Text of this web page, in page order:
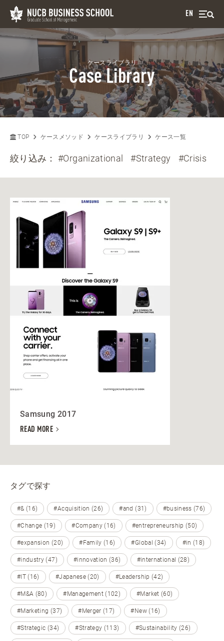
EN
ケースライブラリ
Case Library
TOP ケースメソッド ケースライブラリ ケース一覧
絞り込み：#Organizational #Strategy #Crisis
Samsung 2017
READ MORE
タグで探す
#& (16) #Acquisition (26) #and (31) #business (76)
#Change (19) #Company (16) #entrepreneurship (50)
#expansion (20) #Family (16) #Global (34) #in (18)
#industry (47) #innovation (36) #international (28)
#IT (16) #Japanese (20) #Leadership (42)
#M&A (80) #Management (102) #Market (60)
#Marketing (37) #Merger (17) #New (16)
#Strategic (34) #Strategy (113) #Sustainability (26)